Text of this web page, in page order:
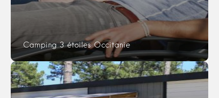
Camping 3 étoiles Occitanie